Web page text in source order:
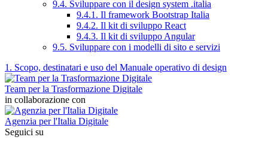
9.4. Sviluppare con il design system .italia
9.4.1. Il framework Bootstrap Italia
9.4.2. Il kit di sviluppo React
9.4.3. Il kit di sviluppo Angular
9.5. Sviluppare con i modelli di sito e servizi
1. Scopo, destinatari e uso del Manuale operativo di design
Team per la Trasformazione Digitale
in collaborazione con
Agenzia per l'Italia Digitale
Seguici su